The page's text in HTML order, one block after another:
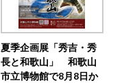
夏季企画展「秀吉・秀
長と和歌山」 和歌山
市立博物館で8月8日か